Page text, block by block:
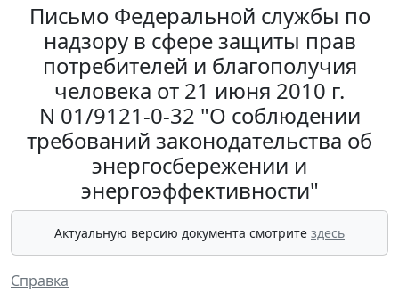
Письмо Федеральной службы по
надзору в сфере защиты прав
потребителей и благополучия
человека от 21 июня 2010 г.
N 01/9121-0-32 "О соблюдении
требований законодательства об
энергосбережении и
энергоэффективности"
Актуальную версию документа смотрите здесь
Справка